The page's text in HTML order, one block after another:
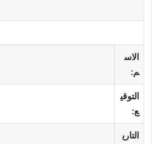
الاس
م:
التوقي
ع:
التاري